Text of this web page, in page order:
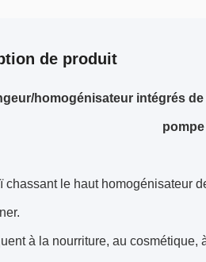
de produit
homogénisateur intégrés
chassant le haut homogénisateur
à la nourriture, au